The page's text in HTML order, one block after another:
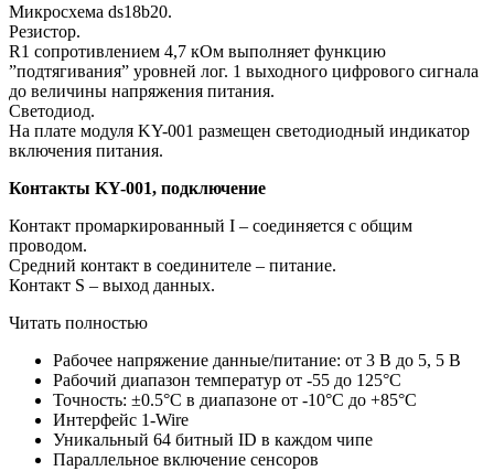
Микросхема ds18b20.
Резистор.
R1 сопротивлением 4,7 кОм выполняет функцию
”подтягивания” уровней лог. 1 выходного цифрового сигнала
до величины напряжения питания.
Светодиод.
На плате модуля KY-001 размещен светодиодный индикатор
включения питания.
Контакты KY-001, подключение
Контакт промаркированный I – соединяется с общим
проводом.
Средний контакт в соединителе – питание.
Контакт S – выход данных.
Читать полностью
Рабочее напряжение данные/питание: от 3 В до 5, 5 В
Рабочий диапазон температур от -55 до 125°C
Точность: ±0.5°C в диапазоне от -10°C до +85°C
Интерфейс 1-Wire
Уникальный 64 битный ID в каждом чипе
Параллельное включение сенсоров